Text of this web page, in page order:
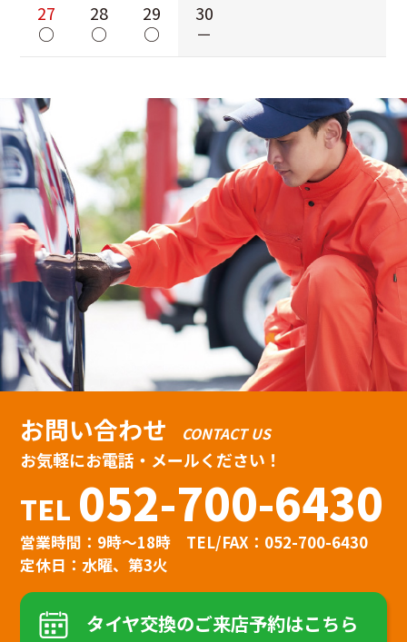
27
○
28
○
29
○
30
－
お問い合わせ CONTACT US
お気軽にお電話・メールください！
TEL 052-700-6430
営業時間：9時〜18時
TEL/FAX：052-700-6430
定休日：水曜、第3火
タイヤ交換のご来店予約はこちら